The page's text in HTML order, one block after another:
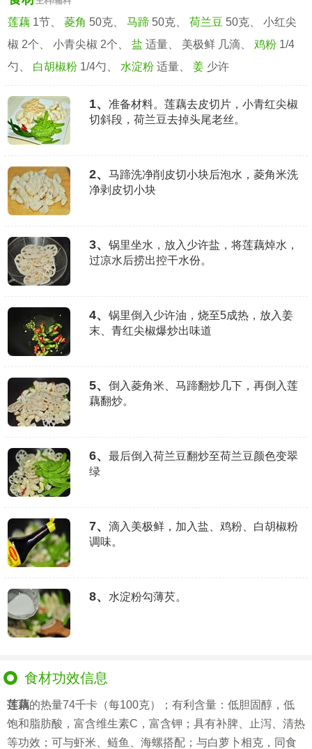
莲藕 1节、菱角 50克、马蹄 50克、荷兰豆 50克、 小红尖
椒 2个、 小青尖椒 2个、盐 适量、 美极鲜 几滴、 鸡粉 1/4
勺、 白胡椒粉 1/4勺、 水淀粉 适量、姜 少许
1、
准备材料。莲藕去皮切片，小青红尖椒
切斜段，荷兰豆去掉头尾老丝。
2、
马蹄洗净削皮切小块后泡水，菱角米洗
净剥皮切小块
3、
锅里坐水，放入少许盐，将莲藕焯水，
过凉水后捞出控干水份。
4、
锅里倒入少许油，烧至5成热，放入姜
末、青红尖椒爆炒出味道
5、
倒入菱角米、马蹄翻炒几下，再倒入莲
藕翻炒。
6、
最后倒入荷兰豆翻炒至荷兰豆颜色变翠
绿
7、
滴入美极鲜，加入盐、鸡粉、白胡椒粉
调味。
8、 水淀粉勾薄芡。
食材功效信息
莲藕的热量74千卡（每100克）；有利含量：低胆固醇，低
饱和脂肪酸，富含维生素C，富含钾；具有补脾、止泻、清热
等功效；可与虾米、鲢鱼、海螺搭配；与白萝卜相克，同食